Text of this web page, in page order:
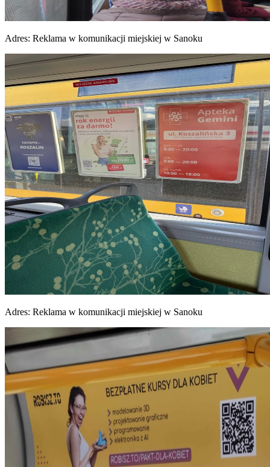
Adres: Reklama w komunikacji miejskiej w Sanoku
Adres: Reklama w komunikacji miejskiej w Sanoku